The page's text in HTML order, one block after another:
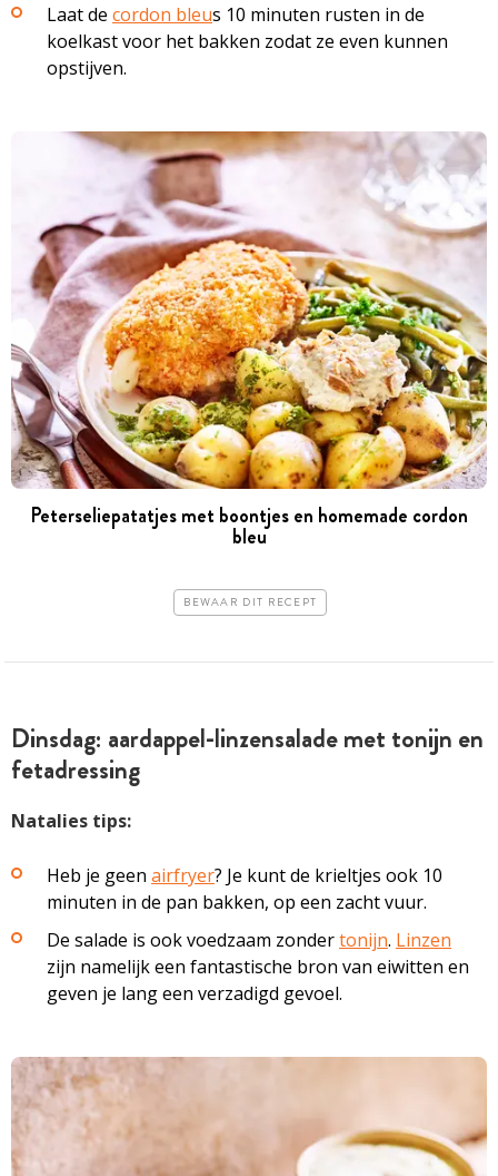
Laat de cordon bleus 10 minuten rusten in de
koelkast voor het bakken zodat ze even kunnen
opstijven.
Peterseliepatatjes met boontjes en homemade cordon
bleu
BEWAAR DIT RECEPT
Dinsdag: aardappel-linzensalade met tonijn en
fetadressing
Natalies tips:
Heb je geen airfryer? Je kunt de krieltjes ook 10
minuten in de pan bakken, op een zacht vuur.
De salade is ook voedzaam zondertonijn. Linzen
zijn namelijk een fantastische bron van eiwitten en
geven je lang een verzadigd gevoel.